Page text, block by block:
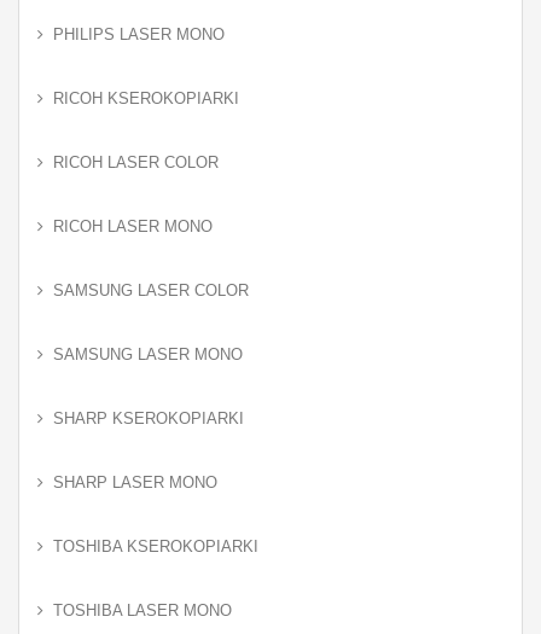
PHILIPS LASER MONO
RICOH KSEROKOPIARKI
RICOH LASER COLOR
RICOH LASER MONO
SAMSUNG LASER COLOR
SAMSUNG LASER MONO
SHARP KSEROKOPIARKI
SHARP LASER MONO
TOSHIBA KSEROKOPIARKI
TOSHIBA LASER MONO